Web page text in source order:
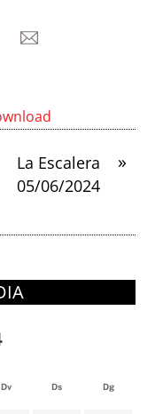
»
La Escalera
05/06/2024
Dv Ds Dg